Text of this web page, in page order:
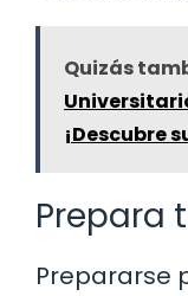
Quizás
¡Descubre
Prepara
Prepararse